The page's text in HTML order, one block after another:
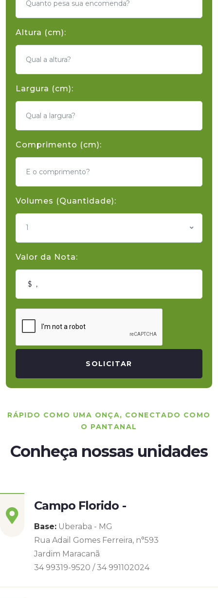
Altura (cm):
Largura (cm):
Comprimento (cm):
Volumes (Quantidade):
1
Valor da Nota:
SOLICITAR
RÁPIDO COMO UMA ONÇA, CONECTADO COMO
O PANTANAL
Conheça nossas unidades
Campo Florido -
Base: Uberaba - MG
Rua Adail Gomes Ferreira, n°593
Jardim Maracanã
34 99319-9520 / 34 991102024